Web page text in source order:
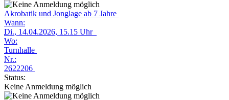
Akrobatik und Jonglage ab 7 Jahre
Wann:
Di., 14.04.2026, 15.15 Uhr
Wo:
Turnhalle
Nr.:
2622206
Status:
Keine Anmeldung möglich